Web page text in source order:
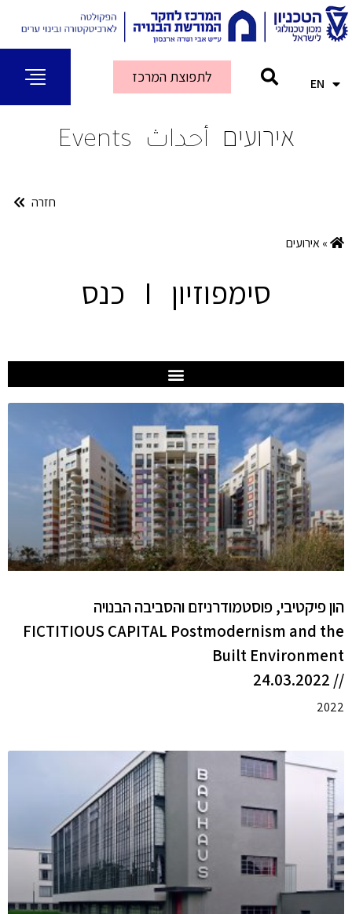
EN
AR לתפוצת המרכז
אירועים أحداث Events
»אירועים
חזרה
סימפוזיון I כנס
הון פיקטיבי, פוסטמודרניזם והסביבה הבנויה
FICTITIOUS CAPITAL Postmodernism and the
Built Environment
// 24.03.2022
2022